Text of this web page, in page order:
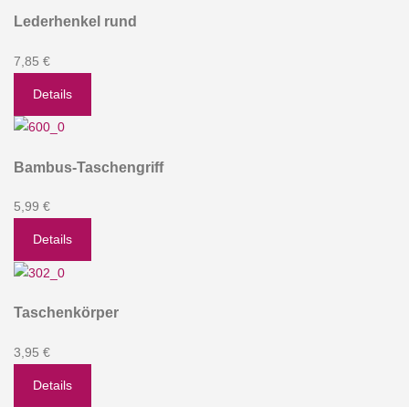
Lederhenkel rund
7,85 €
Details
Bambus-Taschengriff
5,99 €
Details
Taschenkörper
3,95 €
Details